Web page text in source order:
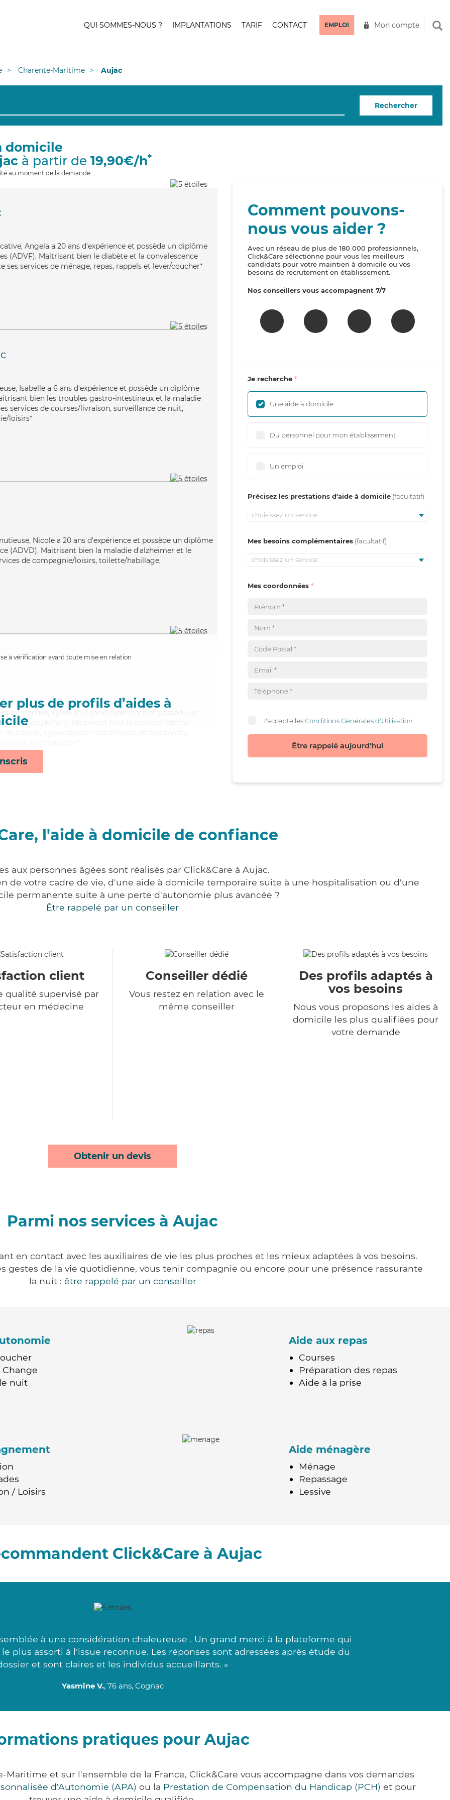
QUI SOMMES-NOUS ? IMPLANTATIONS TARIF CONTACT EMPLOI Mon compte
Charente-Maritime Aujac
Rechercher
domicile
à partir de 19,90€/h*
au moment de la demande
Angela a 20 ans d'expérience et possède un diplôme
(ADVF). Maitrisant bien le diabète et la convalescence
ses services de ménage, repas, rappels et lever/coucher*
Isabelle a 6 ans d'expérience et possède un diplôme
bien les troubles gastro-intestinaux et la maladie
services de courses/livraison, surveillance de nuit,
loisirs*
Nicole a 20 ans d'expérience et possède un diplôme
(ADVD). Maitrisant bien la maladie d'alzheimer et le
de compagnie/loisirs, toilette/habillage,
à vérification avant toute mise en relation
plus de profils d’aides à
généreuse, Sylvie a 10 ans d'expérience et possède un
(ADVD). Maitrisant bien la sclérose latérale
Comment pouvons-
nous vous aider ?
Avec un réseau de plus de 180 000 professionnels,
Click&Care sélectionne pour vous les meilleurs
candidats pour votre maintien à domicile ou vos
besoins de recrutement en établissement.
Nos conseillers vous accompagnent 7/7
Je recherche
Une aide à domicile
Du personnel pour mon établissement
Un emploi
Précisez les prestations d'aide à domicile
choisissez un service
Mes besoins complémentaires
choisissez un service
Mes coordonnées
J'accepte lesConditions Générales d'Utilisation
Être rappelé aujourd'hui
l'aide à domicile de confiance
aux personnes âgées sont réalisés par Click&Care à Aujac.
de votre cadre de vie, d'une aide à domicile temporaire suite à une hospitalisation ou d'une
permanente suite à une perte d'autonomie plus avancée ?
Être rappelé par un conseiller
client
qualité supervisé par
en médecine
Conseiller dédié
Vous restez en relation avec le
même conseiller
Des profils adaptés à
vos besoins
Nous vous proposons les aides à
domicile les plus qualifiées pour
votre demande
Obtenir un devis
Parmi nos services à Aujac
en contact avec les auxiliaires de vie les plus proches et les mieux adaptées à vos besoins.
gestes de la vie quotidienne, vous tenir compagnie ou encore pour une présence rassurante
la nuit : être rappelé par un conseiller
nuit
Aide aux repas
Courses
Préparation des repas
Aide à la prise
/ Loisirs
Aide ménagère
Ménage
Repassage
Lessive
Click&Care à Aujac
à une considération chaleureuse . Un grand merci à la plateforme qui
plus assorti à l'issue reconnue. Les réponses sont adressées après étude du
et sont claires et les individus accueillants. »
Yasmine V., 76 ans, Cognac
pratiques pour Aujac
et sur l'ensemble de la France, Click&Care vous accompagne dans vos demandes
d'Autonomie (APA) ou la Prestation de Compensation du Handicap (PCH) et pour